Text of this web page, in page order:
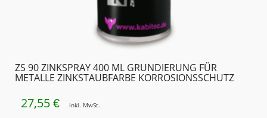
ZS 90 ZINKSPRAY 400 ML GRUNDIERUNG FÜR
METALLE ZINKSTAUBFARBE KORROSIONSSCHUTZ
27,55 € inkl. MwSt.